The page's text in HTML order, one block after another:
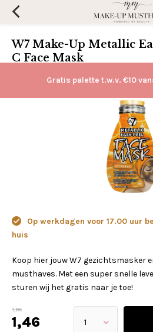
Gratis palette t.w.v. €10
W7 Make-Up Metallic
C Face Mask
Op werkdagen voor 17.00 uur
huis
Koop hier jouw W7 gezichtsmasker
musthaves. Met een super snelle
sturen wij het gratis naar je toe!
1,95
1,46